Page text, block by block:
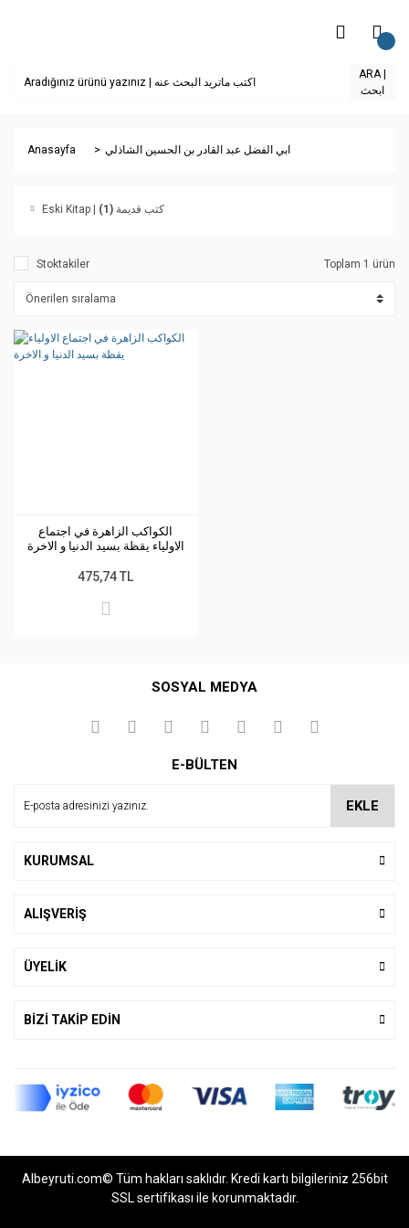
ARA |
ابحث
Anasayfa ابي الفضل عبد القادر بن الحسين الشاذلي
Eski Kitap | كتب قديمة(1)
Stoktakiler Toplam 1 ürün
الكواكب الزاهرة في اجتماع
الاولياء يقظة بسيد الدنيا و الاخرة
475,74 TL
SOSYAL MEDYA
E-BÜLTEN
EKLE
KURUMSAL
ALIŞVERİŞ
ÜYELİK
BİZİ TAKİP EDİN
Albeyruti.com© Tüm hakları saklıdır. Kredi kartı bilgileriniz 256bit
SSL sertifikası ile korunmaktadır.